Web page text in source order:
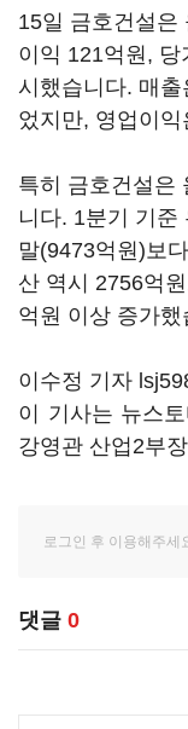
15일 금호건설은
이익 121억원,
시했습니다. 매
었지만, 영업이
특히 금호건설은
니다. 1분기 기준
말(9473억원)보
산 역시 2756억
억원 이상 증가했
이수정 기자
이 기사는 뉴스
강영관 산업2부
댓글 0